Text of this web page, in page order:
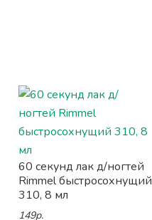
60 секунд лак д/ногтей
Rimmel быстросохнущий
310, 8 мл
149р.